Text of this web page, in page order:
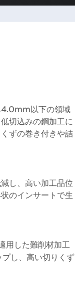
4.0mm以下の領域
切込みの鋼加工に
ずの巻き付きや詰
し、高い加工品位
のインサートで生
用した難削材加工
し、高い切りくず